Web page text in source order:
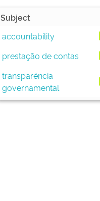
Subject
accountability
prestação de contas
transparência
governamental